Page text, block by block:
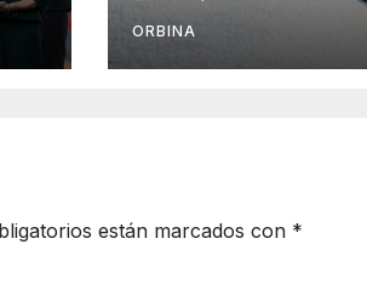
sobrecosto de
180 millones en
importación de
ORBINA
están marcados con *